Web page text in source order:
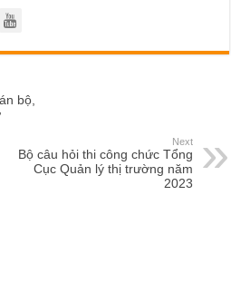
bộ,
Next
Bộ câu hỏi thi công chức Tổng
Cục Quản lý thị trường năm
2023